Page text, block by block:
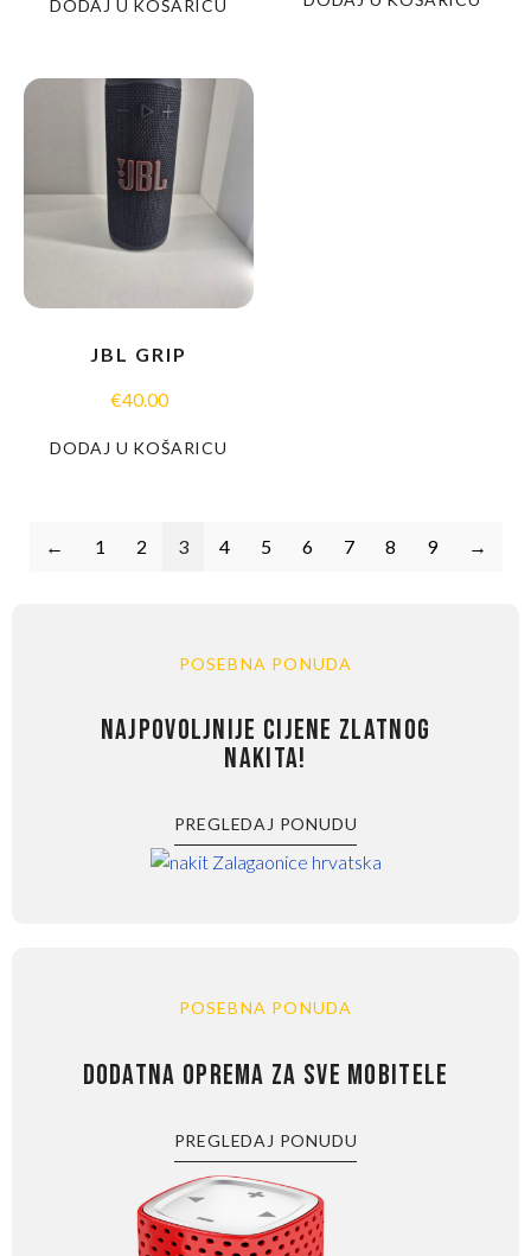
DODAJ U KOŠARICU
JBL GRIP
€40.00
DODAJ U KOŠARICU
← 1 2 3 4 5 6 7 8 9 →
POSEBNA PONUDA
NAJPOVOLJNIJE CIJENE ZLATNOG
NAKITA!
PREGLEDAJ PONUDU
POSEBNA PONUDA
DODATNA OPREMA ZA SVE MOBITELE
PREGLEDAJ PONUDU